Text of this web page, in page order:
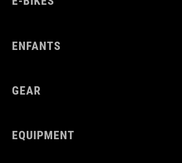
ENFANTS
GEAR
EQUIPMENT